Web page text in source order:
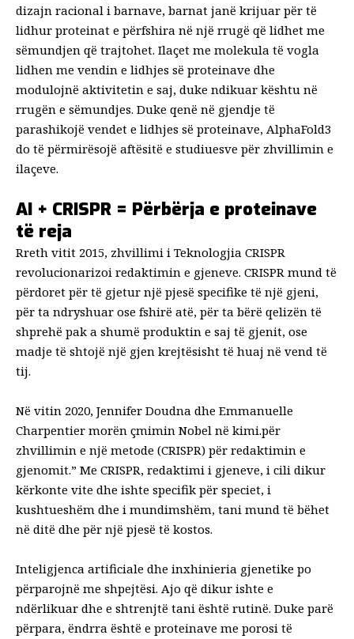
dizajn racional i barnave, barnat janë krijuar për të
lidhur proteinat e përfshira në një rrugë që lidhet me
sëmundjen që trajtohet. Ilaçet me molekula të vogla
lidhen me vendin e lidhjes së proteinave dhe
modulojnë aktivitetin e saj, duke ndikuar kështu në
rrugën e sëmundjes. Duke qenë në gjendje të
parashikojë vendet e lidhjes së proteinave, AlphaFold3
do të përmirësojë aftësitë e studiuesve për zhvillimin e
ilaçeve.
AI + CRISPR = Përbërja e proteinave
të reja
Rreth vitit 2015, zhvillimi i Teknologjia CRISPR
revolucionarizoi redaktimin e gjeneve. CRISPR mund të
përdoret për të gjetur një pjesë specifike të një gjeni,
për ta ndryshuar ose fshirë atë, për ta bërë qelizën të
shprehë pak a shumë produktin e saj të gjenit, ose
madje të shtojë një gjen krejtësisht të huaj në vend të
tij.
Në vitin 2020, Jennifer Doudna dhe Emmanuelle
Charpentier morën çmimin Nobel në kimi.për
zhvillimin e një metode (CRISPR) për redaktimin e
gjenomit.” Me CRISPR, redaktimi i gjeneve, i cili dikur
kërkonte vite dhe ishte specifik për speciet, i
kushtueshëm dhe i mundimshëm, tani mund të bëhet
në ditë dhe për një pjesë të kostos.
Inteligjenca artificiale dhe inxhinieria gjenetike po
përparojnë me shpejtësi. Ajo që dikur ishte e
ndërlikuar dhe e shtrenjtë tani është rutinë. Duke parë
përpara, ëndrra është e proteinave me porosi të